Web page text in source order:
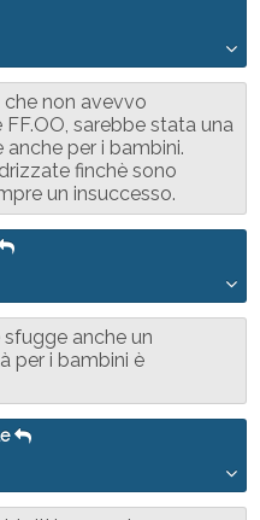
che non avevvo
sarebbe stata una
per i bambini.
finchè sono
un insuccesso.
anche un
per i bambini è